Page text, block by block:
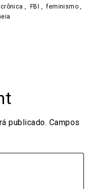
FBI feminismo
publicado. Campos